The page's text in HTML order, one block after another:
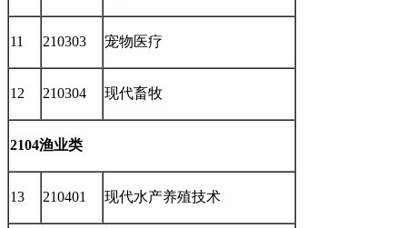
11 210303 宠物医疗
12 210304 现代畜牧
2104渔业类
13 210401 现代水产养殖技术